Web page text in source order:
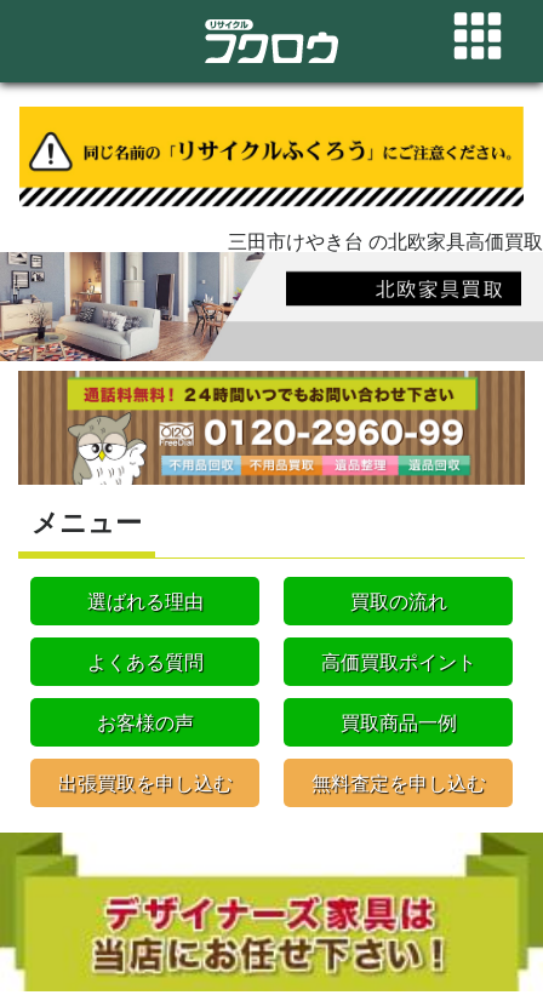
三田市けやき台 の北欧家具高価買取
メニュー
選ばれる理由 買取の流れ
よくある質問 高価買取ポイント
お客様の声 買取商品一例
出張買取を申し込む 無料査定を申し込む